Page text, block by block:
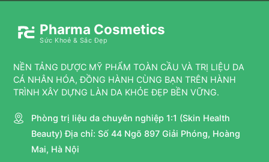
Pharma Cosmetics
Sức Khoẻ & Sắc Đẹp
NỀN TẢNG DƯỢC MỸ PHẨM TOÀN CẦU VÀ TRỊ LIỆU DA
CÁ NHÂN HÓA, ĐỒNG HÀNH CÙNG BẠN TRÊN HÀNH
TRÌNH XÂY DỰNG LÀN DA KHỎE ĐẸP BỀN VỮNG.
Phòng trị liệu da chuyên nghiệp 1:1 (Skin Health
Beauty) Địa chỉ: Số 44 Ngõ 897 Giải Phóng, Hoàng
Mai, Hà Nội